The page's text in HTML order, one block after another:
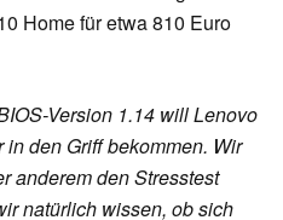
Home für etwa 810 Euro
Version 1.14 will Lenovo
den Griff bekommen. Wir
anderem den Stresstest
natürlich wissen, ob sich